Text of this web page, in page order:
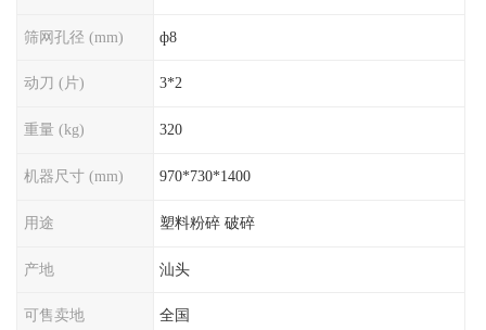
筛网孔径 (mm) ф8
动刀 (片) 3*2
重量 (kg) 320
机器尺寸 (mm) 970*730*1400
用途 塑料粉碎 破碎
产地 汕头
可售卖地 全国